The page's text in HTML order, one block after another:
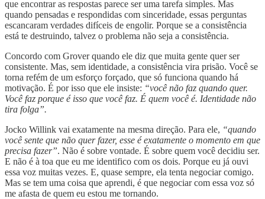
que encontrar as respostas parece ser uma tarefa simples. Mas
quando pensadas e respondidas com sinceridade, essas perguntas
escancaram verdades difíceis de engolir. Porque se a consistência
está te destruindo, talvez o problema não seja a consistência.
Concordo com Grover quando ele diz que muita gente quer ser
consistente. Mas, sem identidade, a consistência vira prisão. Você se
torna refém de um esforço forçado, que só funciona quando há
motivação. É por isso que ele insiste: “você não faz quando quer.
Você faz porque é isso que você faz. É quem você é. Identidade não
tira folga”.
Jocko Willink vai exatamente na mesma direção. Para ele, “quando
você sente que não quer fazer, esse é exatamente o momento em que
precisa fazer”. Não é sobre vontade. É sobre quem você decidiu ser.
E não é à toa que eu me identifico com os dois. Porque eu já ouvi
essa voz muitas vezes. E, quase sempre, ela tenta negociar comigo.
Mas se tem uma coisa que aprendi, é que negociar com essa voz só
me afasta de quem eu estou me tornando.